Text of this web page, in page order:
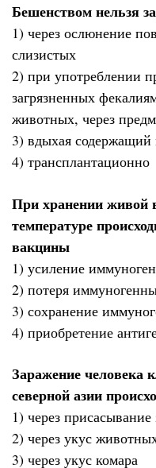
Бешенством нельзя
1) через ослюнение
слизистых
2) при употреблении
загрязненных
животных, через
3) вдыхая содержащий
4) трансплантационно
При хранении живой
температуре
вакцины
1) усиление
2) потеря
3) сохранение
4) приобретение
Заражение
северной азии
1) через
2) через укус
3) через укус комара